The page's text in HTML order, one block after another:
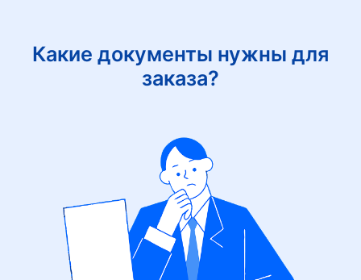
Какие документы нужны для
заказа?